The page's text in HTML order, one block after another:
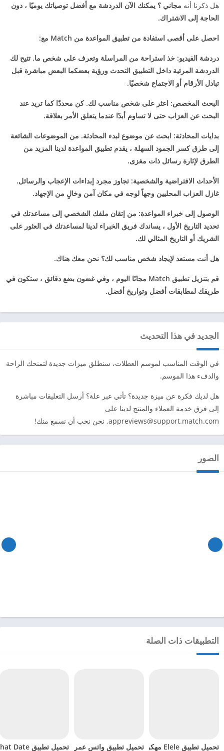
هل ذكرنا أنه مجاني ؟ يمكنك الآن الدردشة مع أفضل توصياتك يوميًا ، دون
الحاجة إلى الاشتراك.
احصل على أقصى استفادة من تطبيق المواعدة من Match مع:
دردشة الفيديو: خذ استراحة من المراسلة وتعرف على شخص ما. تتيح لك
الدردشة المرئية داخل التطبيق التحدث ورؤية بعضكما البعض مباشرة قبل
تبادل الأرقام أو الاجتماع شخصيًا.
البحث المخصص: اعثر على شخص مناسب لك. كن محددًا كما تريد عند
البحث عن العزاب حتى لا تساوم أبدًا عندما يتعلق الأمر بعلاقة.
بدايات المحادثة: ابحث عن موضوع لبدء المحادثة. من الموضوعات الشائعة
إلى طرق كسر الجمود السهلة ، يقدم تطبيق المواعدة لدينا المزيد من
الطرق لإثارة رسائل ذات مغزى.
الأحداث الافتراضية والشخصية: تجاوز مجرد إبداءات الإعجاب والرسائل.
غازل العزاب المحليين وجهاً لوجه في مكان آمن وخالٍ من الإجهاد.
الوصول إلى خبراء المواعدة: من إتقان ملفك الشخصي إلى مساعدتك في
تحديد التاريخ الأول ، يساندك فريق الخبراء لدينا لمساعدتك في العثور على
الشريك أو التاريخ المثالي لك.
هل أنت مستعد لإيجاد شخص مناسب لك؟ نحن معك هناك.
قم بتنزيل تطبيق Match مجانًا اليوم ، وفي غضون بضع دقائق ، ستكون في
طريقك لمطابقات أفضل وتواريخ أفضل.
الجديد في هذا التحديث
في الوقت المناسب لموسم العطلات، سنطلق ميزات جديدة لتمنحك الراحة
والدفء هذا الموسم.
هل لديك فكرة عن ميزة جديدة؟ تأتي عبر علة؟ أرسل التعليقات مباشرة
إلى فرق خدمة العملاء والمنتج لدينا على
appreviews@support.match.com. نحن نحب أن نسمع منك!
الصور
التطبيقات ذات الصلة
تحميل تطبيق Elele مهكر للاندرويد 2024 تحميل تطبيق واتس عمر 2024 مهكر للاندرويد 2024 تحميل تطبيق Chat Date مهكر للاندرويد 2024